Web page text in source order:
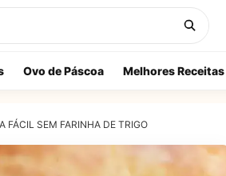
Ovo de Páscoa Melhores Receitas
FÁCIL SEM FARINHA DE TRIGO